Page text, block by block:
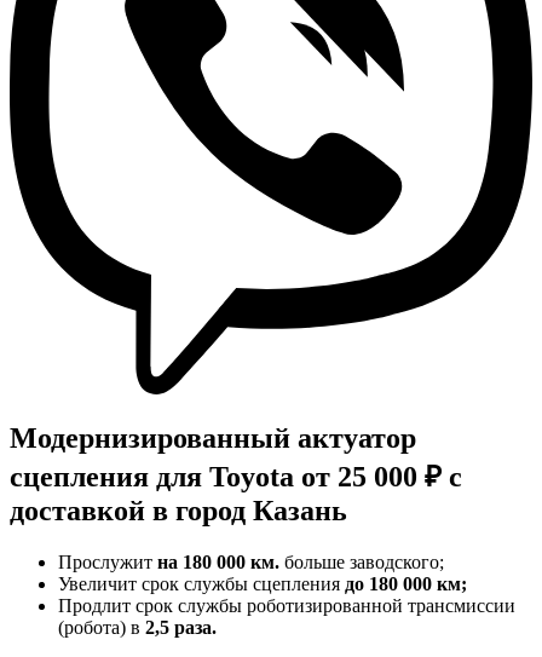
Модернизированный актуатор
сцепления для Toyota от 25 000 ₽ с
доставкой в город Казань
Прослужит на 180 000 км. больше заводского;
Увеличит срок службы сцепления до 180 000 км;
Продлит срок службы роботизированной трансмиссии
(робота) в 2,5 раза.